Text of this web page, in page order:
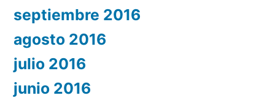
septiembre 2016
agosto 2016
julio 2016
junio 2016